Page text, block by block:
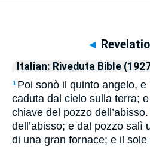
◄
Italian: Riveduta Bible
1 Poi sonò il quinto angelo,
caduta dal cielo sulla terra;
chiave del pozzo dell’abisso.
dell’abisso; e dal pozzo salì
di una gran fornace; e il sole